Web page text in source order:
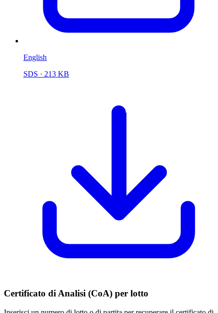
English
SDS · 213 KB
Certificato di Analisi (CoA) per lotto